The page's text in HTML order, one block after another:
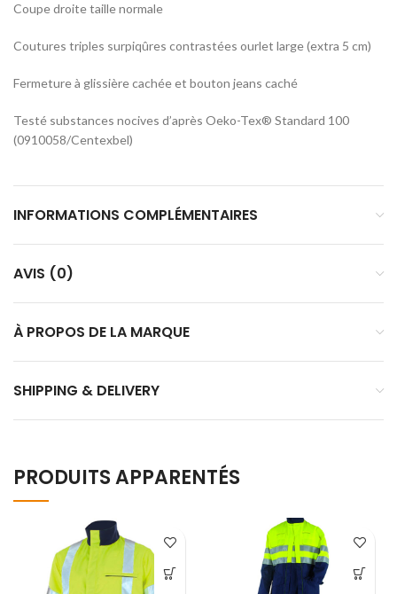
Coupe droite taille normale
Coutures triples surpiqûres contrastées ourlet large (extra 5 cm)
Fermeture à glissière cachée et bouton jeans caché
Testé substances nocives d’après Oeko-Tex® Standard 100
(0910058/Centexbel)
INFORMATIONS COMPLÉMENTAIRES
AVIS (0)
À PROPOS DE LA MARQUE
SHIPPING & DELIVERY
PRODUITS APPARENTÉS